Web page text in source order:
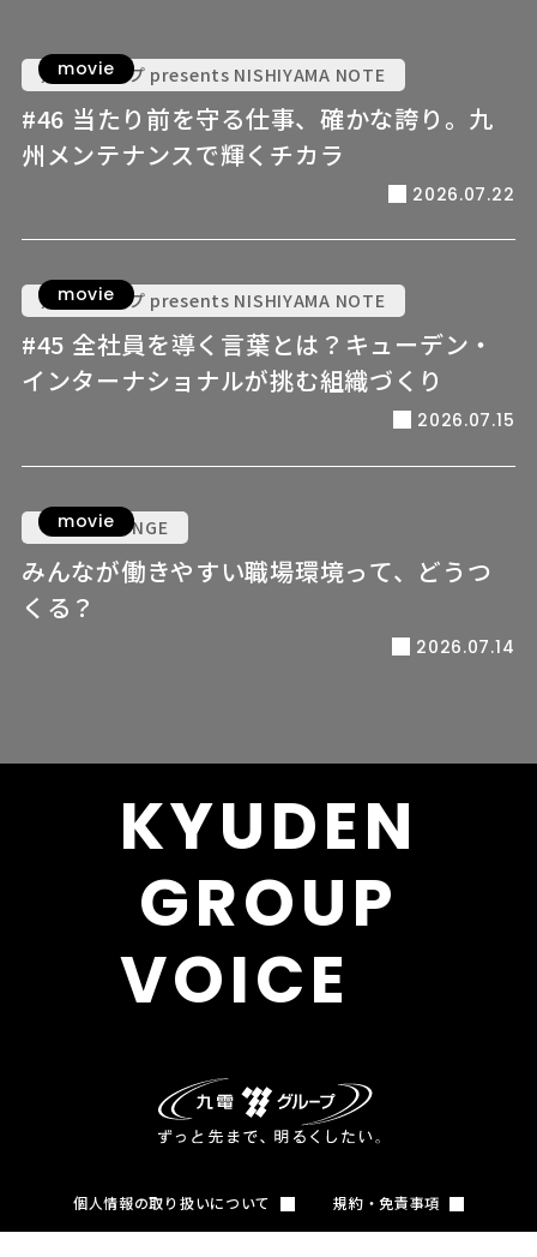
movie
九電グループ presents NISHIYAMA NOTE
#46 当たり前を守る仕事、確かな誇り。九
州メンテナンスで輝くチカラ
2026.07.22
movie
九電グループ presents NISHIYAMA NOTE
#45 全社員を導く言葉とは？キューデン・
インターナショナルが挑む組織づくり
2026.07.15
movie
VOICE LOUNGE
みんなが働きやすい職場環境って、どうつ
くる？
2026.07.14
KYUDEN
GROUP
VOICE
個人情報の取り扱いについて 規約・免責事項